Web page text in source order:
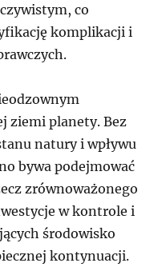
co
komplikacji i
ziemi planety. Bez
natury i wpływu
bywa podejmować
zrównoważonego
w kontrole i
środowisko
kontynuacji.